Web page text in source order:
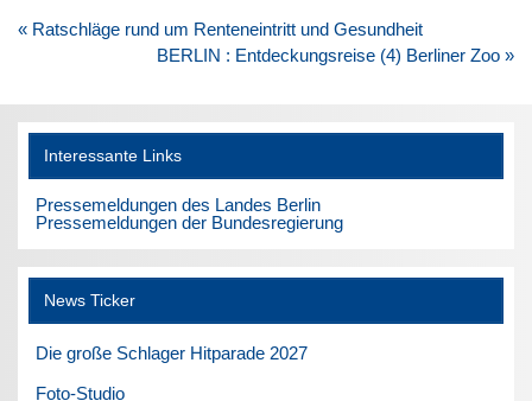
Beitragsnavigation
« Ratschläge rund um Renteneintritt und Gesundheit
BERLIN : Entdeckungsreise (4) Berliner Zoo »
Interessante Links
Pressemeldungen des Landes Berlin
Pressemeldungen der Bundesregierung
News Ticker
Die große Schlager Hitparade 2027
Foto-Studio